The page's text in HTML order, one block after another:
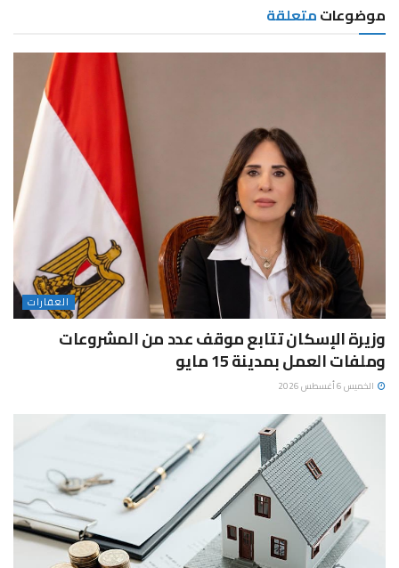
موضوعاتمتعلقة
العقارات
وزيرة الإسكان تتابع موقف عدد من المشروعات
وملفات العمل بمدينة 15 مايو
الخميس 6 أغسطس 2026